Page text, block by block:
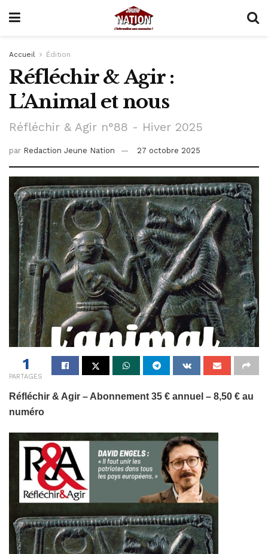
Accueil Édition
Réfléchir & Agir :
L’Animal et nous
Réfléchir & Agir n°88 - Hiver 2025
par Redaction Jeune Nation 27 octobre 2025
1
PARTAGES
Réfléchir & Agir – Abonnement 35 € annuel – 8,50 € au
numéro